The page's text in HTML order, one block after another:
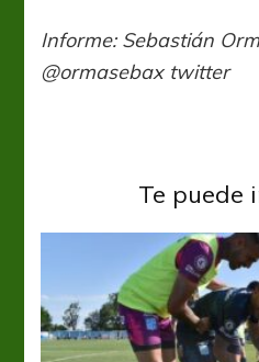
Informe: Sebastián
@ormasebax twitter
Te puede